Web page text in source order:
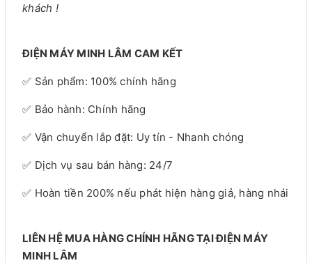
khách !
ĐIỆN MÁY MINH LÂM CAM KẾT
✅ Sản phẩm: 100% chính hãng
✅ Bảo hành: Chính hãng
✅ Vận chuyển lắp đặt: Uy tín - Nhanh chóng
✅ Dịch vụ sau bán hàng: 24/7
✅ Hoàn tiền 200% nếu phát hiện hàng giả, hàng nhái
LIÊN HỆ MUA HÀNG CHÍNH HÃNG TẠI ĐIỆN MÁY
MINH LÂM